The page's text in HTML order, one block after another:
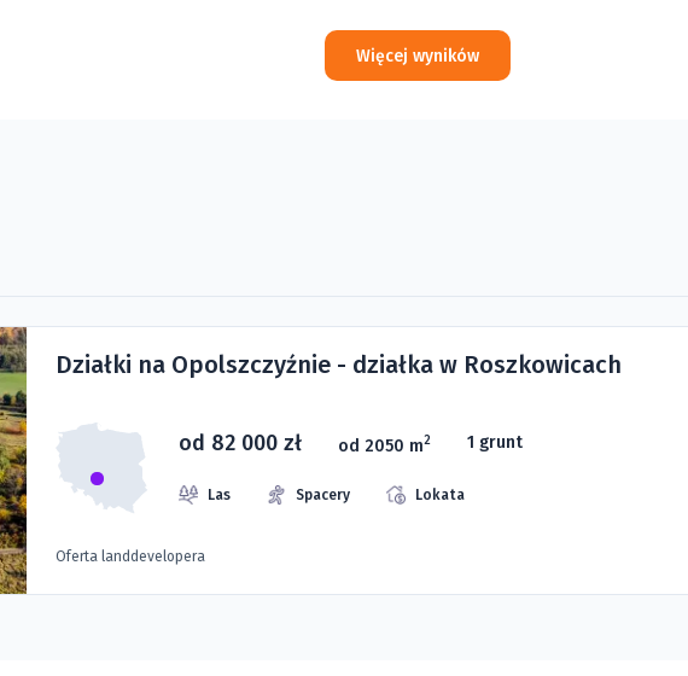
Więcej wyników
Działki na Opolszczyźnie - działka w Roszkowicach
od 82 000 zł od 2050 m2 1 grunt
Las Spacery Lokata
Oferta landdevelopera